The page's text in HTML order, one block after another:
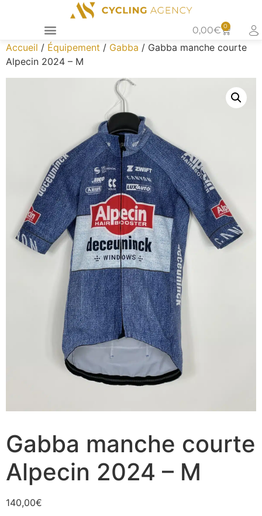
0,00€ 0
Accueil / Équipement / Gabba / Gabba manche courte
Alpecin 2024 – M
Gabba manche courte
Alpecin 2024 – M
140,00€